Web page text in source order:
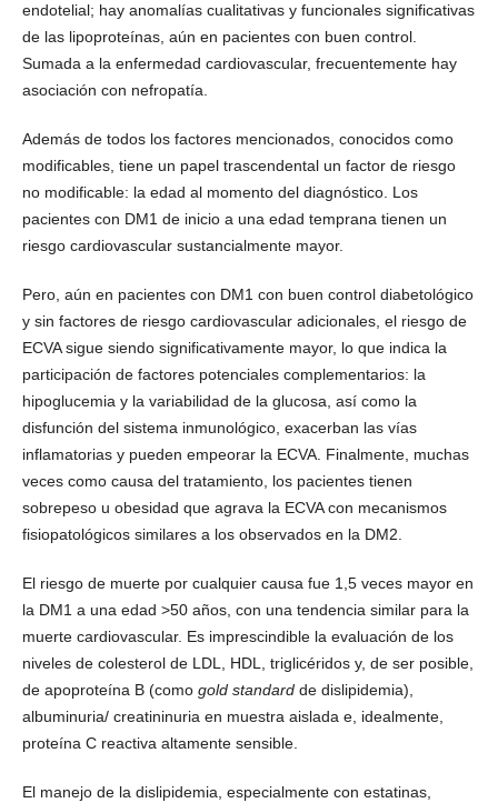
endotelial; hay anomalías cualitativas y funcionales significativas
de las lipoproteínas, aún en pacientes con buen control.
Sumada a la enfermedad cardiovascular, frecuentemente hay
asociación con nefropatía.
Además de todos los factores mencionados, conocidos como
modificables, tiene un papel trascendental un factor de riesgo
no modificable: la edad al momento del diagnóstico. Los
pacientes con DM1 de inicio a una edad temprana tienen un
riesgo cardiovascular sustancialmente mayor.
Pero, aún en pacientes con DM1 con buen control diabetológico
y sin factores de riesgo cardiovascular adicionales, el riesgo de
ECVA sigue siendo significativamente mayor, lo que indica la
participación de factores potenciales complementarios: la
hipoglucemia y la variabilidad de la glucosa, así como la
disfunción del sistema inmunológico, exacerban las vías
inflamatorias y pueden empeorar la ECVA. Finalmente, muchas
veces como causa del tratamiento, los pacientes tienen
sobrepeso u obesidad que agrava la ECVA con mecanismos
fisiopatológicos similares a los observados en la DM2.
El riesgo de muerte por cualquier causa fue 1,5 veces mayor en
la DM1 a una edad >50 años, con una tendencia similar para la
muerte cardiovascular. Es imprescindible la evaluación de los
niveles de colesterol de LDL, HDL, triglicéridos y, de ser posible,
de apoproteína B (como gold standardde dislipidemia),
albuminuria/ creatininuria en muestra aislada e, idealmente,
proteína C reactiva altamente sensible.
El manejo de la dislipidemia, especialmente con estatinas,